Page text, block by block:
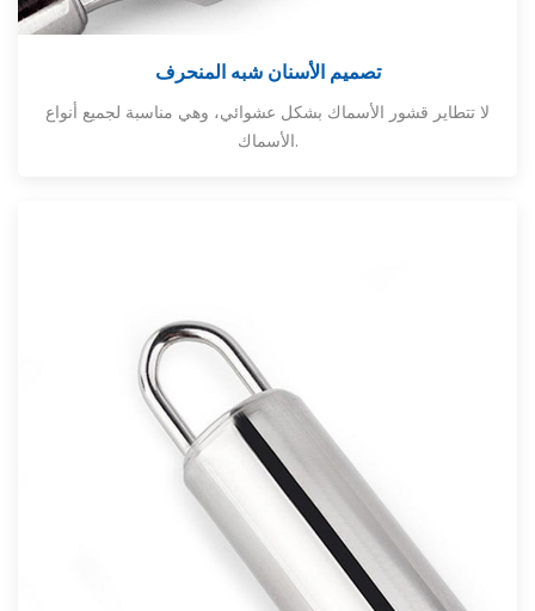
تصميم الأسنان شبه المنحرف
لا تتطاير قشور الأسماك بشكل عشوائي، وهي مناسبة لجميع أنواع
الأسماك.